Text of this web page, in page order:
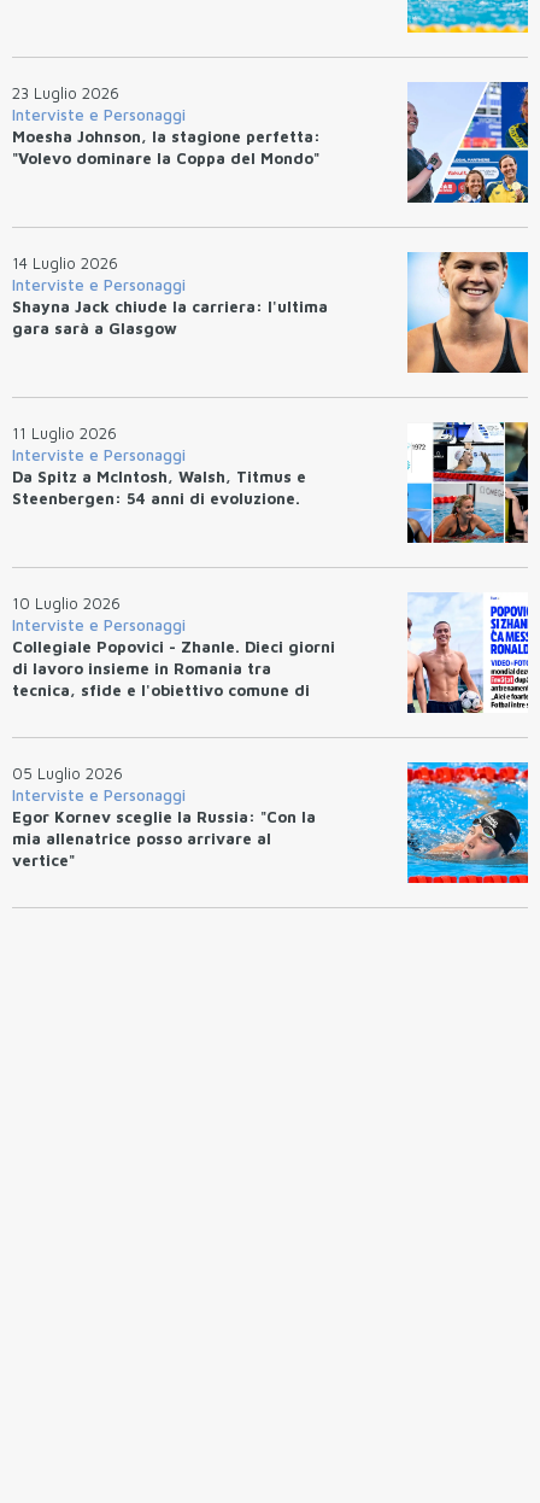
23 Luglio 2026
Interviste e Personaggi
Moesha Johnson, la stagione perfetta:
"Volevo dominare la Coppa del Mondo"
14 Luglio 2026
Interviste e Personaggi
Shayna Jack chiude la carriera: l'ultima
gara sarà a Glasgow
11 Luglio 2026
Interviste e Personaggi
Da Spitz a McIntosh, Walsh, Titmus e
Steenbergen: 54 anni di evoluzione.
10 Luglio 2026
Interviste e Personaggi
Collegiale Popovici - Zhanle. Dieci giorni
di lavoro insieme in Romania tra
tecnica, sfide e l'obiettivo comune di
05 Luglio 2026
Interviste e Personaggi
Egor Kornev sceglie la Russia: "Con la
mia allenatrice posso arrivare al
vertice"